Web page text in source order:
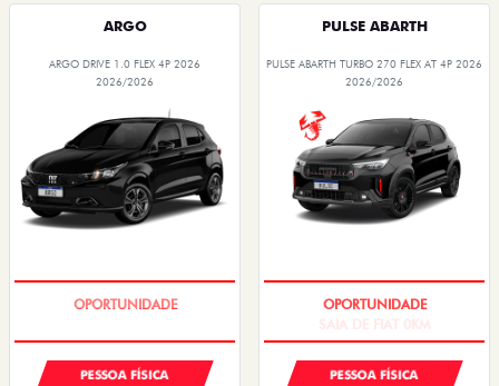
ARGO
ARGO DRIVE 1.0 FLEX 4P 2026
2026/2026
PESSOA FÍSICA
PULSE ABARTH
PULSE ABARTH TURBO 270 FLEX AT 4P 2026
2026/2026
PESSOA FÍSICA